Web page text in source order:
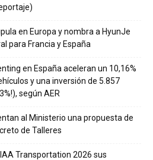
en Europa y nombra a HyunJe
para Francia y España
en España aceleran un 10,16%
y una inversión de 5.857
según AER
al Ministerio una propuesta de
de Talleres
Transportation 2026 sus